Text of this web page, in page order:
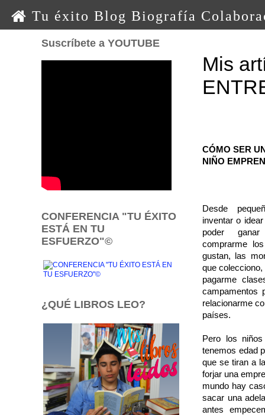
Tu éxito Blog Biografía
0 0 0 o o o
Mis
CÓMO SER
NIÑO
Desde
inventar o
poder
comprarme
gustan, las
que
pagarme
campamentos
relacionarme
países.
Pero los
tenemos edad
que se tiran a
forjar una
mundo hay
sacar una
antes
Suscríbete a YOUTUBE
CONFERENCIA "TU ÉXITO
ESTÁ EN TU
ESFUERZO"©
¿QUÉ LIBROS LEO?